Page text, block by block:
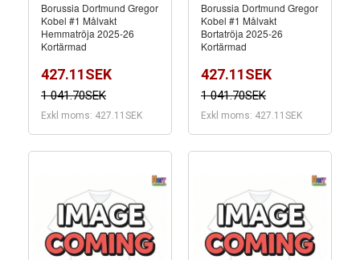
Borussia Dortmund Gregor
Kobel #1 Målvakt
Hemmatröja 2025-26
Kortärmad
427.11SEK
1 041.70SEK
Exkl moms: 427.11SEK
Borussia Dortmund Gregor
Kobel #1 Målvakt
Bortatröja 2025-26
Kortärmad
427.11SEK
1 041.70SEK
Exkl moms: 427.11SEK